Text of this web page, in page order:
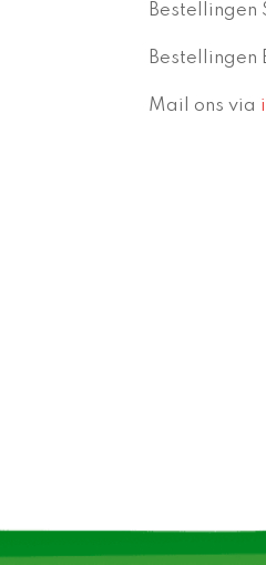
Bestellingen
Bestellingen
Mail ons via